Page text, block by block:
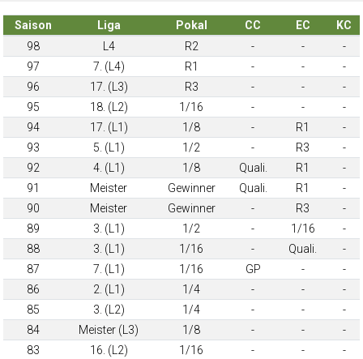
Saison Liga Pokal CC EC
KC
98
L4 R2 - -
-
97
7. (L4) R1 - -
-
96
17. (L3) R3 - -
-
95
18. (L2) 1/16 - -
-
94
17. (L1) 1/8 - R1
-
93
5. (L1) 1/2 - R3
-
92
4. (L1) 1/8 Quali. R1
-
91
Meister Gewinner Quali. R1
-
90
Meister Gewinner - R3
-
89
3. (L1) 1/2 - 1/16
-
88
3. (L1) 1/16 - Quali.
-
87
7. (L1) 1/16 GP -
-
86
2. (L1) 1/4 - -
-
85
3. (L2) 1/4 - -
-
84
Meister (L3) 1/8 - -
-
83
16. (L2) 1/16 - -
-